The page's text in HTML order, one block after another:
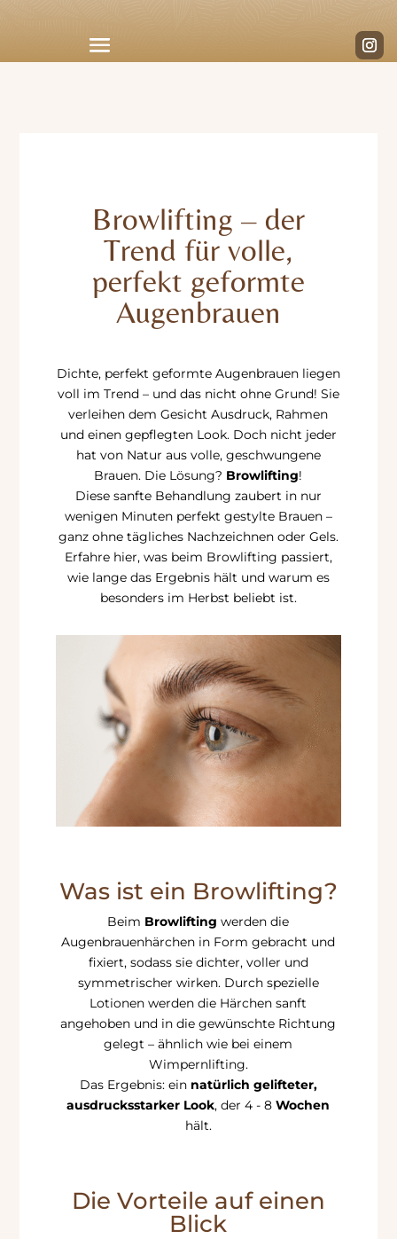
Browlifting – der
Trend für volle,
perfekt geformte
Augenbrauen
Dichte, perfekt geformte Augenbrauen liegen
voll im Trend – und das nicht ohne Grund! Sie
verleihen dem Gesicht Ausdruck, Rahmen
und einen gepflegten Look. Doch nicht jeder
hat von Natur aus volle, geschwungene
Brauen. Die Lösung? Browlifting!
Diese sanfte Behandlung zaubert in nur
wenigen Minuten perfekt gestylte Brauen –
ganz ohne tägliches Nachzeichnen oder Gels.
Erfahre hier, was beim Browlifting passiert,
wie lange das Ergebnis hält und warum es
besonders im Herbst beliebt ist.
Was ist ein Browlifting?
Beim Browlifting werden die
Augenbrauenhärchen in Form gebracht und
fixiert, sodass sie dichter, voller und
symmetrischer wirken. Durch spezielle
Lotionen werden die Härchen sanft
angehoben und in die gewünschte Richtung
gelegt – ähnlich wie bei einem
Wimpernlifting.
Das Ergebnis: ein natürlich gelifteter,
ausdrucksstarker Look, der 4 - 8Wochen
hält.
Die Vorteile auf einen
Blick